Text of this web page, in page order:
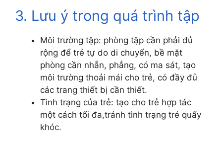
3. Lưu ý trong quá trình tập
Môi trường tập: phòng tập cần phải đủ
rộng để trẻ tự do di chuyển, bề mặt
phòng cần nhẵn, phẳng, có ma sát, tạo
môi trường thoải mái cho trẻ, có đầy đủ
các trang thiết bị cần thiết.
Tình trạng của trẻ: tạo cho trẻ hợp tác
một cách tối đa,tránh tình trạng trẻ quấy
khóc.